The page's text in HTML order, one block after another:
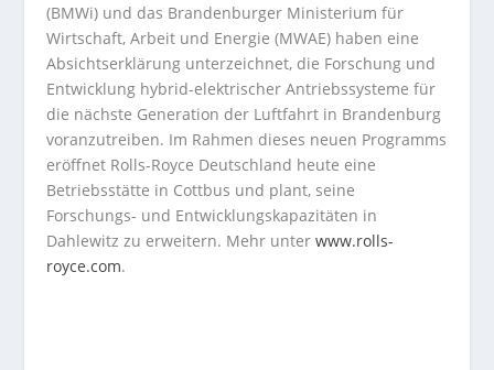
(BMWi) und das Brandenburger Ministerium für
Wirtschaft, Arbeit und Energie (MWAE) haben eine
Absichtserklärung unterzeichnet, die Forschung und
Entwicklung hybrid-elektrischer Antriebssysteme für
die nächste Generation der Luftfahrt in Brandenburg
voranzutreiben. Im Rahmen dieses neuen Programms
eröffnet Rolls-Royce Deutschland heute eine
Betriebsstätte in Cottbus und plant, seine
Forschungs- und Entwicklungskapazitäten in
Dahlewitz zu erweitern. Mehr unterwww.rolls-
royce.com.